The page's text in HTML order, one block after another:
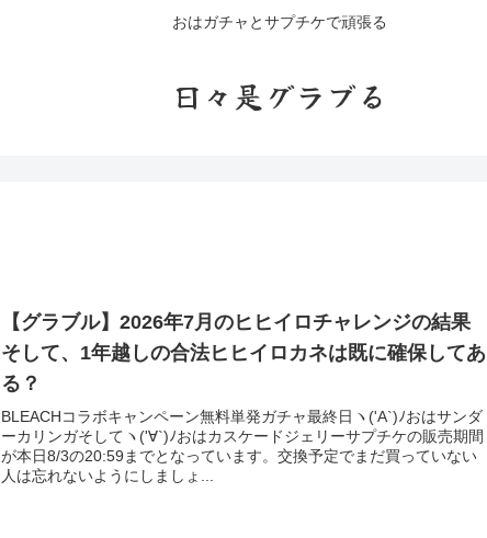
おはガチャとサプチケで頑張る
日々是グラブる
【グラブル】2026年7月のヒヒイロチャレンジの結果
そして、1年越しの合法ヒヒイロカネは既に確保してあ
る？
BLEACHコラボキャンペーン無料単発ガチャ最終日ヽ('A`)ﾉおはサンダ
ーカリンガそしてヽ('∀`)ﾉおはカスケードジェリーサプチケの販売期間
が本日8/3の20:59までとなっています。交換予定でまだ買っていない
人は忘れないようにしましょ...